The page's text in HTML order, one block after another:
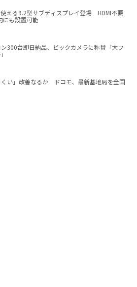
える9.2型サブディスプレイ登場 HDMI不要
にも設置可能
300台即日納品、ビックカメラに称賛「大フ
くい」改善なるか ドコモ、最新基地局を全国